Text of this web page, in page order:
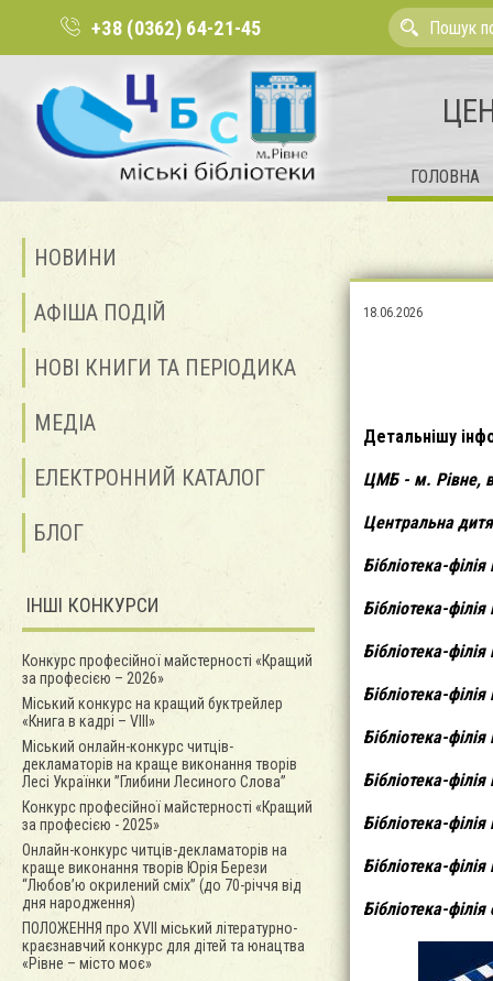
+38 (0362) 64-21-45
ГОЛОВНА
НОВИНИ
АФІША ПОДІЙ
НОВІ КНИГИ ТА ПЕРІОДИКА
МЕДІА
ЕЛЕКТРОННИЙ КАТАЛОГ
БЛОГ
ІНШІ КОНКУРСИ
Конкурс професійної майстерності «Кращий
за професією – 2026»
Міський конкурс на кращий буктрейлер
«Книга в кадрі – VІІІ»
Міський онлайн-конкурс читців-
декламаторів на краще виконання творів
Лесі Українки ”Глибини Лесиного Слова”
Конкурс професійної майстерності «Кращий
за професією - 2025»
Онлайн-конкурс читцiв-декламаторiв на
краще виконання творiв Юрія Берези
“Любов’ю окрилений сміх” (до 70-річчя від
дня народження)
ПОЛОЖЕННЯ про XVІІ міський літературно-
краєзнавчий конкурс для дітей та юнацтва
«Рівне – місто моє»
18.06.2026
Детальнішу
ЦМБ - м. Рівне,
Центральна
Бібліотека-
Бібліотека-
Бібліотека-
Бібліотека-
Бібліотека-
Бібліотека-
Бібліотека-
Бібліотека-
Бібліотека-